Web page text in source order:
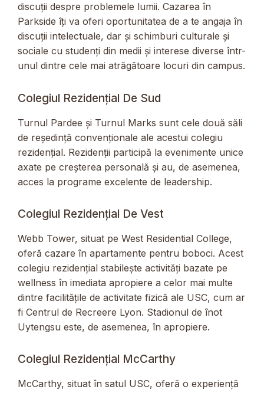
discuții despre problemele lumii. Cazarea în
Parkside îți va oferi oportunitatea de a te angaja în
discuții intelectuale, dar și schimburi culturale și
sociale cu studenți din medii și interese diverse într-
unul dintre cele mai atrăgătoare locuri din campus.
Colegiul Rezidențial De Sud
Turnul Pardee și Turnul Marks sunt cele două săli
de reședință convenționale ale acestui colegiu
rezidențial. Rezidenții participă la evenimente unice
axate pe creșterea personală și au, de asemenea,
acces la programe excelente de leadership.
Colegiul Rezidențial De Vest
Webb Tower, situat pe West Residential College,
oferă cazare în apartamente pentru boboci. Acest
colegiu rezidențial stabilește activități bazate pe
wellness în imediata apropiere a celor mai multe
dintre facilitățile de activitate fizică ale USC, cum ar
fi Centrul de Recreere Lyon. Stadionul de înot
Uytengsu este, de asemenea, în apropiere.
Colegiul Rezidențial McCarthy
McCarthy, situat în satul USC, oferă o experiență